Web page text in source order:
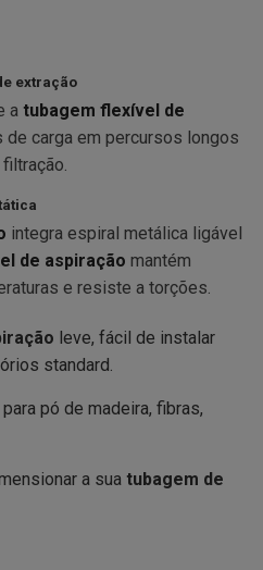
extração
a tubagem flexível de
de carga em percursos longos
integra espiral metálica ligável
de aspiração mantém
e resiste a torções.
leve, fácil de instalar
standard.
pó de madeira, fibras,
a sua tubagem de